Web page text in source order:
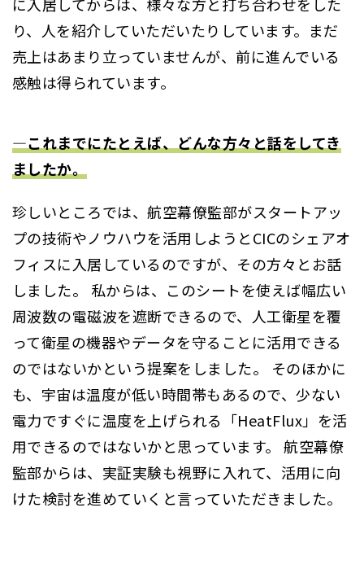
り、人を紹介していただいたりしています。まだ
売上はあまり立っていませんが、前に進んでいる
感触は得られています。
―これまでにたとえば、どんな方々と話をしてき
ましたか。
珍しいところでは、航空幕僚監部がスタートアッ
プの技術やノウハウを活用しようとCICのシェアオ
フィスに入居しているのですが、その方々とお話
しました。 私からは、このシートを使えば幅広い
周波数の電磁波を遮断できるので、人工衛星を覆
って衛星の機器やデータを守ることに活用できる
のではないかという提案をしました。 そのほかに
も、宇宙は温度が低い時間帯もあるので、少ない
電力ですぐに温度を上げられる「HeatFlux」を活
用できるのではないかと思っています。 航空幕僚
監部からは、実証実験も視野に入れて、活用に向
けた検討を進めていくと言っていただきました。